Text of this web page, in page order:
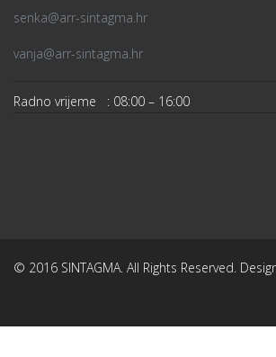
senka@arr-sintagma.hr
vanja@arr-sintagma.hr
Radno vrijeme : 08:00 – 16:00
© 2016 SINTAGMA. All Rights Reserved.